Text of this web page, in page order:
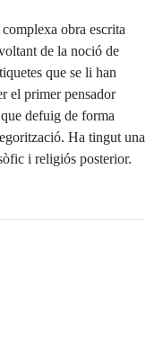
obra escrita
de la noció de
que se li han
el primer pensador
defuig de forma
Ha tingut una
i religiós posterior.